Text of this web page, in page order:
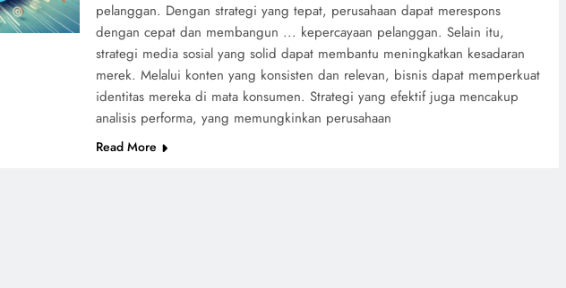
pelanggan. Dengan strategi yang tepat, perusahaan dapat merespons
dengan cepat dan membangun ... kepercayaan pelanggan. Selain itu,
strategi media sosial yang solid dapat membantu meningkatkan kesadaran
merek. Melalui konten yang konsisten dan relevan, bisnis dapat memperkuat
identitas mereka di mata konsumen. Strategi yang efektif juga mencakup
analisis performa, yang memungkinkan perusahaan
Read More